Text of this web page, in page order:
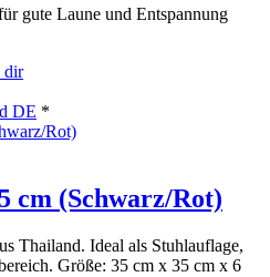
gute Laune und Entspannung
dir
DE *
cm (Schwarz/Rot)
Thailand. Ideal als Stuhlauflage,
Größe: 35 cm x 35 cm x 6